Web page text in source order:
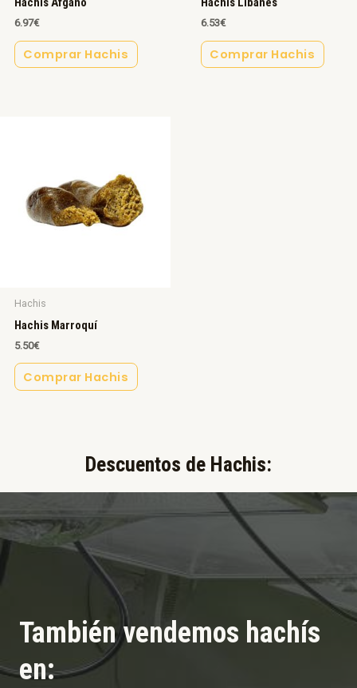
6.97€
Comprar Hachis
6.53€
Comprar Hachis
Hachis
Hachis Marroquí
5.50€
Comprar Hachis
Descuentos de Hachis:​
También vendemos hachís
en: